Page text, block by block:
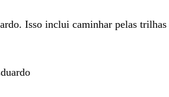
Isso inclui caminhar pelas